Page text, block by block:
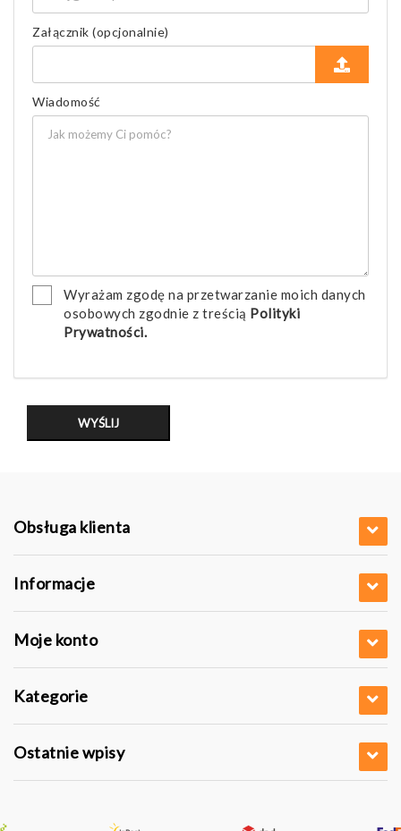
Załącznik (opcjonalnie)
Wiadomość
Wyrażam zgodę na przetwarzanie moich danych
osobowych zgodnie z treścią Polityki
Prywatności.
Obsługa klienta
Informacje
Moje konto
Kategorie
Ostatnie wpisy